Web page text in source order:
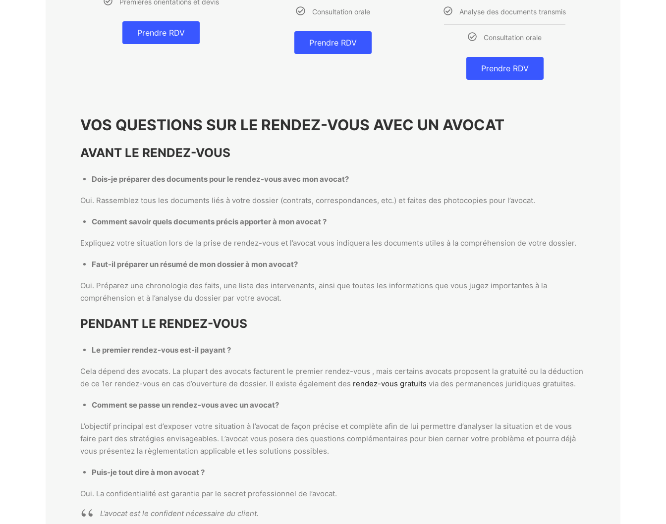
Premières orientations et devis
Prendre RDV
Consultation orale
Prendre RDV
Analyse des documents transmis
Consultation orale
Prendre RDV
VOS QUESTIONS SUR LE RENDEZ-VOUS AVEC UN AVOCAT
AVANT LE RENDEZ-VOUS
Dois-je préparer des documents pour le rendez-vous avec mon avocat?
Oui. Rassemblez tous les documents liés à votre dossier (contrats, correspondances, etc.) et faites des photocopies pour l’avocat.
Comment savoir quels documents précis apporter à mon avocat ?
Expliquez votre situation lors de la prise de rendez-vous et l’avocat vous indiquera les documents utiles à la compréhension de votre dossier.
Faut-il préparer un résumé de mon dossier à mon avocat?
Oui. Préparez une chronologie des faits, une liste des intervenants, ainsi que toutes les informations que vous jugez importantes à la
compréhension et à l’analyse du dossier par votre avocat.
PENDANT LE RENDEZ-VOUS
Le premier rendez-vous est-il payant ?
Cela dépend des avocats. La plupart des avocats facturent le premier rendez-vous , mais certains avocats proposent la gratuité ou la déduction
de ce 1er rendez-vous en cas d’ouverture de dossier. Il existe également des rendez-vous gratuits via des permanences juridiques gratuites.
Comment se passe un rendez-vous avec un avocat?
L’objectif principal est d’exposer votre situation à l’avocat de façon précise et complète afin de lui permettre d’analyser la situation et de vous
faire part des stratégies envisageables. L’avocat vous posera des questions complémentaires pour bien cerner votre problème et pourra déjà
vous présentez la règlementation applicable et les solutions possibles.
Puis-je tout dire à mon avocat ?
Oui. La confidentialité est garantie par le secret professionnel de l’avocat.
L’avocat est le confident nécessaire du client.